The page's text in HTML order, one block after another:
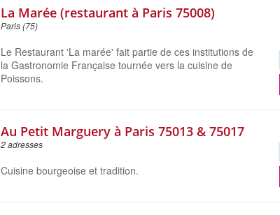
La Marée (restaurant à Paris 75008)
Paris (75)
Le Restaurant 'La marée' fait partie de ces institutions de
la Gastronomie Française tournée vers la cuisine de
Poissons.
Au Petit Marguery à Paris 75013 & 75017
2 adresses
Cuisine bourgeoise et tradition.